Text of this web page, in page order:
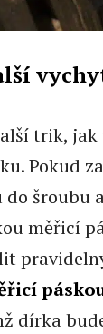
trik,
Pokud
šroubu
měřicí
dírka